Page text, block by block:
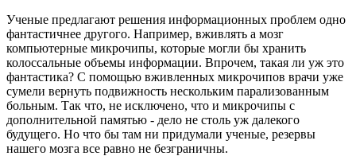
Ученые предлагают решения информационных проблем одно
фантастичнее другого. Например, вживлять а мозг
компьютерные микрочипы, которые могли бы хранить
колоссальные объемы информации. Впрочем, такая ли уж это
фантастика? С помощью вживленных микрочипов врачи уже
сумели вернуть подвижность нескольким парализованным
больным. Так что, не исключено, что и микрочипы с
дополнительной памятью - дело не столь уж далекого
будущего. Но что бы там ни придумали ученые, резервы
нашего мозга все равно не безграничны.